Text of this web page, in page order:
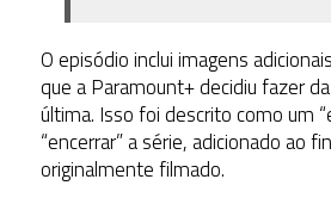
O episódio inclui imagens
que a Paramount+ decidiu fazer
última. Isso foi descrito como um
“encerrar” a série, adicionado ao
originalmente filmado.